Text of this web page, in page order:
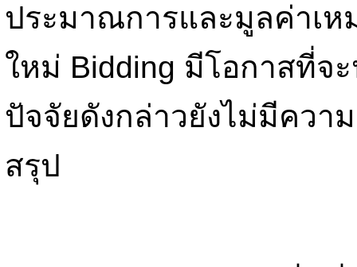
ประมาณการและมูลค่าเห
ใหม่ Bidding มีโอกาสที่จ
ปัจจัยดังกล่าวยังไม่มีควา
สรุป